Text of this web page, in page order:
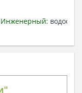
Инженерный:
дополнительную